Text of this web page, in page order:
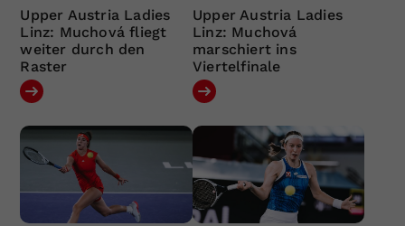
Upper Austria Ladies
Linz: Muchová fliegt
weiter durch den
Raster
Upper Austria Ladies
Linz: Muchová
marschiert ins
Viertelfinale